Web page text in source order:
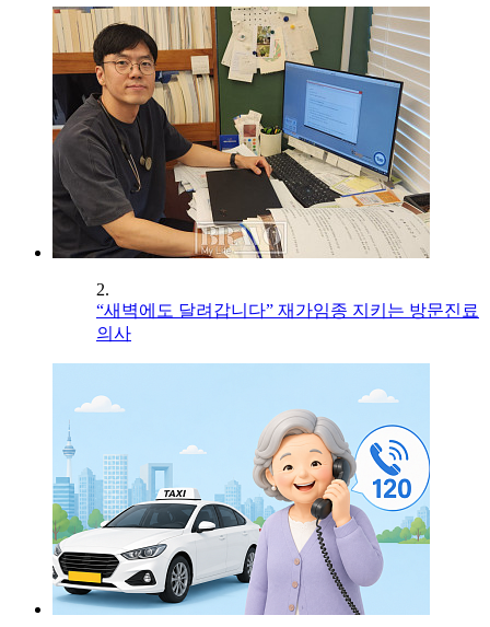
2.
“새벽에도 달려갑니다” 재가임종 지키는 방문진료
의사